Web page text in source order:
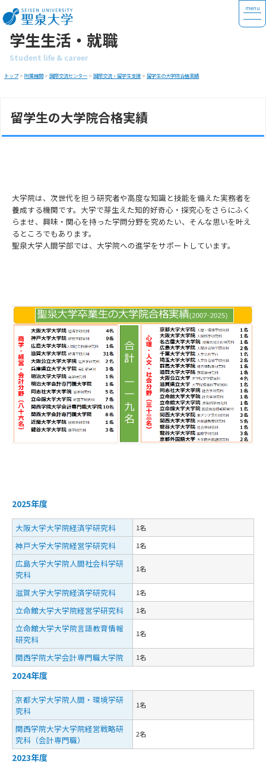
学生生活・就職
Student life & career
トップ > 附属機関 > 国際交流センター > 国際交流・留学生支援 > 留学生の大学院合格実績
留学生の大学院合格実績
大学院は、次世代を担う研究者や高度な知識と技能を備えた実務者を
養成する機関です。大学で芽生えた知的好奇心・探究心をさらにふく
らませ、興味・関心を持った学問分野を究めたい、そんな思いを叶え
るところでもあります。
聖泉大学人間学部では、大学院への進学をサポートしています。
2025年度
大阪大学大学院経済学研究科 1名
神戸大学大学院経営学研究科 1名
広島大学大学院人間社会科学研
究科
1名
滋賀大学大学院経済学研究科 1名
立命館大学大学院経営学研究科 1名
立命館大学大学院言語教育情報
研究科
1名
関西学院大学会計専門職大学院 1名
2024年度
京都大学大学院人間・環境学研
究科
1名
関西学院大学大学院経営戦略研
究科（会計専門職）
2名
2023年度